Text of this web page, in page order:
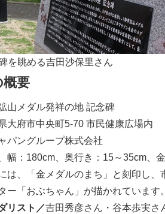
を眺める吉田沙保里さん
概要
山メダル発祥の地 記念碑
大府市中央町5-70 市民健康広場内
パングループ株式会社
幅：180cm、奥行き：15～35cm、
は、「金メダルのまち」と刻印し
ー「おぶちゃん」が描かれています。
リスト／吉田秀彦さん・谷本歩実さ